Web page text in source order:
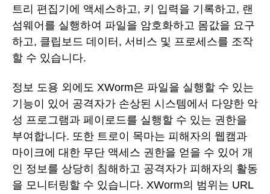
트리 편집기에 액세스하고, 키 입력을 기록하고, 랜
섬웨어를 실행하여 파일을 암호화하고 몸값을 요구
하고, 클립보드 데이터, 서비스 및 프로세스를 조작
할 수 있습니다.
정보 도용 외에도 XWorm은 파일을 실행할 수 있는
기능이 있어 공격자가 손상된 시스템에서 다양한 악
성 프로그램과 페이로드를 실행할 수 있는 권한을
부여합니다. 또한 트로이 목마는 피해자의 웹캠과
마이크에 대한 무단 액세스 권한을 얻을 수 있어 개
인 정보를 상당히 침해하고 공격자가 피해자의 활동
을 모니터링할 수 있습니다. XWorm의 범위는 URL